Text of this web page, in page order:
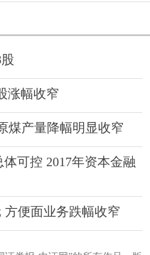
涨幅收窄
煤产量降幅明显收窄
可控 2017年资本金融
方便面业务跌幅收窄